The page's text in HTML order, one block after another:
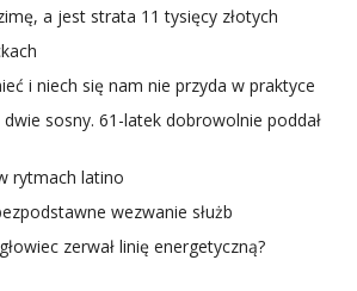
a jest strata 11 tysięcy złotych
i niech się nam nie przyda w praktyce
dwie sosny. 61-latek dobrowolnie poddał
rytmach latino
wezwanie służb
zerwał linię energetyczną?